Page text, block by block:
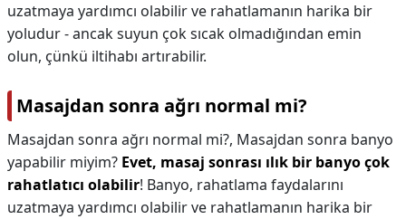
uzatmaya yardımcı olabilir ve rahatlamanın harika bir
yoludur - ancak suyun çok sıcak olmadığından emin
olun, çünkü iltihabı artırabilir.
Masajdan sonra ağrı normal mi?
Masajdan sonra ağrı normal mi?, Masajdan sonra banyo
yapabilir miyim? Evet, masaj sonrası ılık bir banyo çok
rahatlatıcı olabilir! Banyo, rahatlama faydalarını
uzatmaya yardımcı olabilir ve rahatlamanın harika bir